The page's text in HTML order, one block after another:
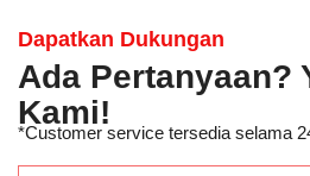
Dapatkan Dukungan
Ada Pertanyaan?
Kami!
*Customer service tersedia selama